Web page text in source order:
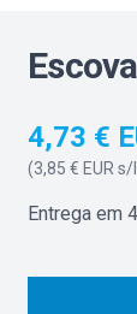
4,73 €
(3,85 € EUR s/
Entrega em